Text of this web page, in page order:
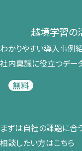
越境学習の​
わかりやすい導入事例
社内稟議に​役立つデー
無料
まずは​自社の​課題に​合
相談したい方は​こちら